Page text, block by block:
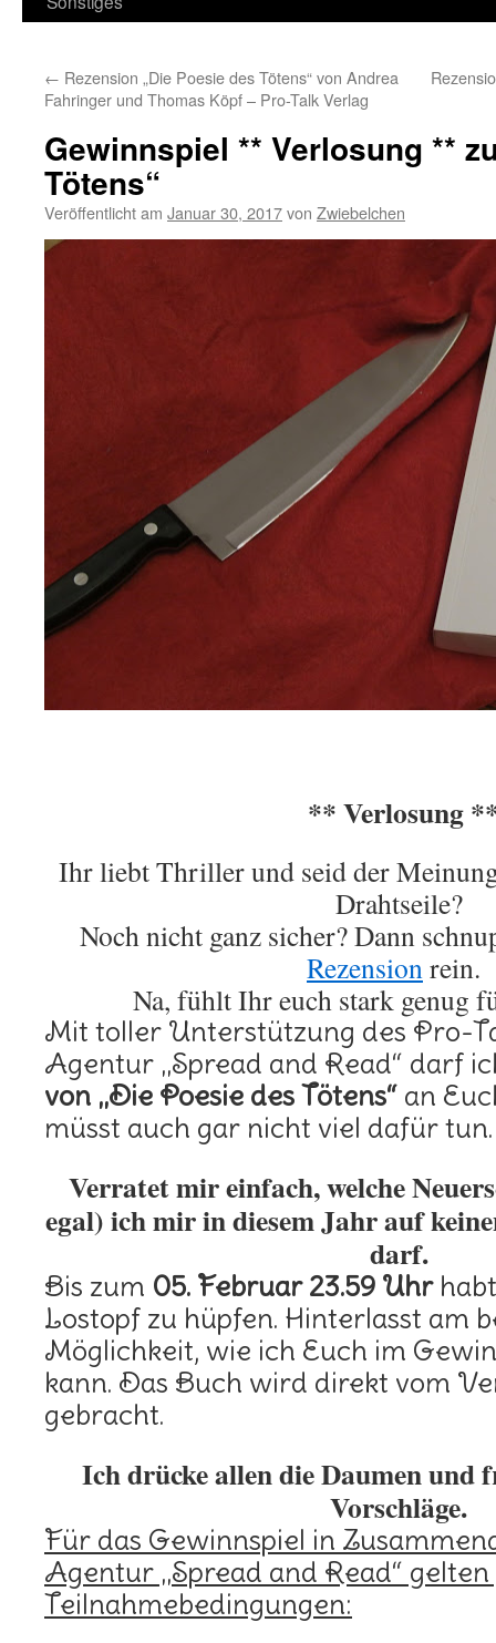
← Rezension „Die Poesie des Tötens“ von Andrea
Fahringer und Thomas Köpf – Pro-Talk Verlag
Gewinnspiel ** Verlosung **
Tötens“
Veröffentlicht am Januar 30, 2017von Zwiebelchen
** Verlosung
Ihr liebt Thriller und seid der
Drahtseile?
Noch nicht ganz sicher? Dann
Rezension rein.
Na, fühlt Ihr euch stark genug
Mit toller Unterstützung des Pro-
Agentur „Spread and Read“ darf
von „Die Poesie des Tötens“ an
müsst auch gar nicht viel dafür tun.
Verratet mir einfach, welche
egal) ich mir in diesem Jahr auf
darf.
Bis zum 05. Februar 23.59 Uhr
Lostopf zu hüpfen. Hinterlasst am
Möglichkeit, wie ich Euch im
kann. Das Buch wird direkt vom
gebracht.
Ich drücke allen die Daumen und
Vorschläge.
Für das Gewinnspiel in
Agentur „Spread and Read“
Teilnahmebedingungen: